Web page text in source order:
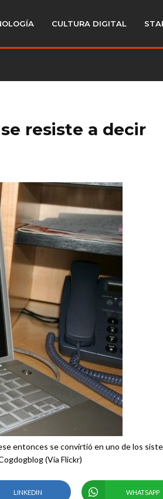
CULTURA DIGITAL
resiste a decir
entonces se convirtió en uno de los
(Vía Flickr)
LINKEDIN WHATSAPP